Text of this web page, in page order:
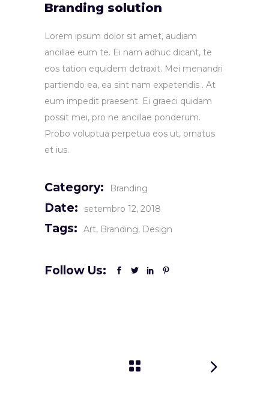
Branding solution
Lorem ipsum dolor sit amet, audiam
ancillae eum te. Ei nam adhuc dicant, te
eos tation equidem detraxit. Mei menandri
partiendo ea, ea sint nam expetendis . At
eum impedit praesent. Ei graeci quidam
possit mei, pro ne ancillae ponderum.
Probo voluptua perpetua eos ut, ornatus
et ius.
Category: Branding
Date: setembro 12, 2018
Tags: Art Branding Design
Follow Us: